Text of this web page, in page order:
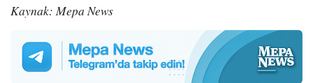
Kaynak: Mepa News